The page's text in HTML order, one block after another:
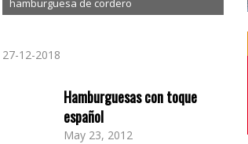
hamburguesa de cordero
27-12-2018
Hamburguesas con toque
español
May 23, 2012